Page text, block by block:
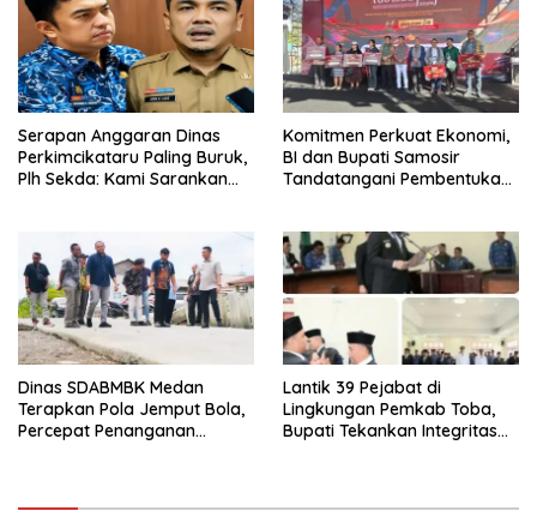
Serapan Anggaran Dinas
Perkimcikataru Paling Buruk,
Plh Sekda: Kami Sarankan
Komitmen Perkuat Ekonomi,
BI dan Bupati Samosir
Tandatangani Pembentukan
Dinas SDABMBK Medan
Terapkan Pola Jemput Bola,
Percepat Penanganan
Lantik 39 Pejabat di
Lingkungan Pemkab Toba,
Bupati Tekankan Integritas